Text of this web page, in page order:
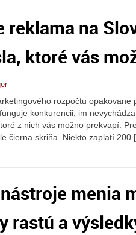
na
ktoré vás
rozpočtu opakovane
konkurencii, im
z nich vás možno prekvapí.
čierna skriňa. Niekto zaplatí 200
menia
rastú a